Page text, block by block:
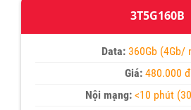
3T5G160B
Data: 360Gb (4Gb/
Giá:480.000 đ
Nội mạng: <10 phút